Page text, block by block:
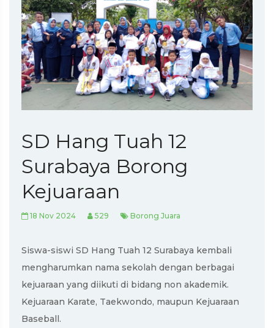
SD Hang Tuah 12
Surabaya Borong
Kejuaraan
18 Nov 2024 529 Borong Juara
Siswa-siswi SD Hang Tuah 12 Surabaya kembali
mengharumkan nama sekolah dengan berbagai
kejuaraan yang diikuti di bidang non akademik.
Kejuaraan Karate, Taekwondo, maupun Kejuaraan
Baseball.